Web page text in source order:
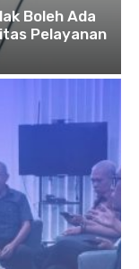
Boleh Ada
Pelayanan